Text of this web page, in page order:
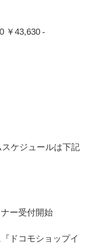
￥43,630 -
ケジュールは下記
ー受付開始
ドコモショップイ